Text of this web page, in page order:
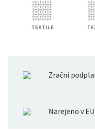
Zračni
Narejeno v EU